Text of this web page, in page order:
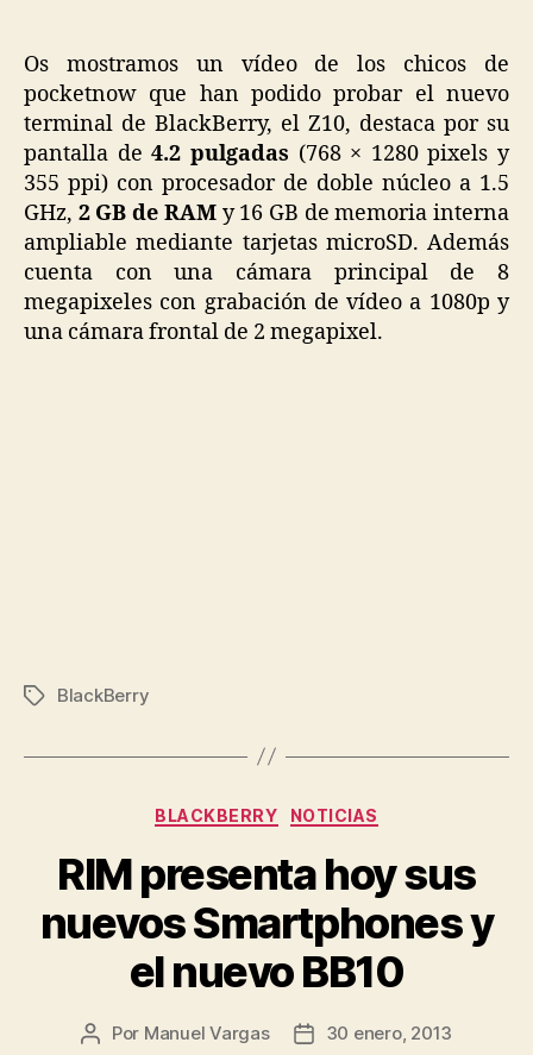
Os mostramos un vídeo de los chicos de
pocketnow que han podido probar el nuevo
terminal de BlackBerry, el Z10, destaca por su
pantalla de4.2 pulgadas (768 × 1280 pixels y
355 ppi) con procesador de doble núcleo a 1.5
GHz, 2 GB de RAMy 16 GB de memoria interna
ampliable mediante tarjetas microSD. Además
cuenta con una cámara principal de 8
megapixeles con grabación de vídeo a 1080p y
una cámara frontal de 2 megapixel.
Etiquetas
BlackBerry
Categorías
BLACKBERRY NOTICIAS
RIM presenta hoy sus
nuevos Smartphones y
el nuevo BB10
Autor
Por Manuel Vargas
Fecha30 enero, 2013